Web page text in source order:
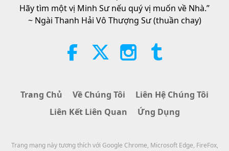
Tin Đáng Chú Ý 2026-08-05 1332Lượt Xem
38:07
Đạo Đức Hồi Giáo Về Nước: Trích
Tuyển Kinh Hadith, Phần 1/2
Lời Thánh Khải 2026-08-05 293Lượt Xem
Hãy tìm một vị Minh Sư nếu quý vị muốn về Nhà.”
~ Ngài Thanh Hải Vô Thượng Sư (thuần chay)
Trang Chủ Về Chúng Tôi
Liên Hệ Chúng Tôi
Liên Kết Liên Quan
Ứng Dụng
Trang mạng này tương thích với Google Chrome, Microsoft Edge, FireFox,